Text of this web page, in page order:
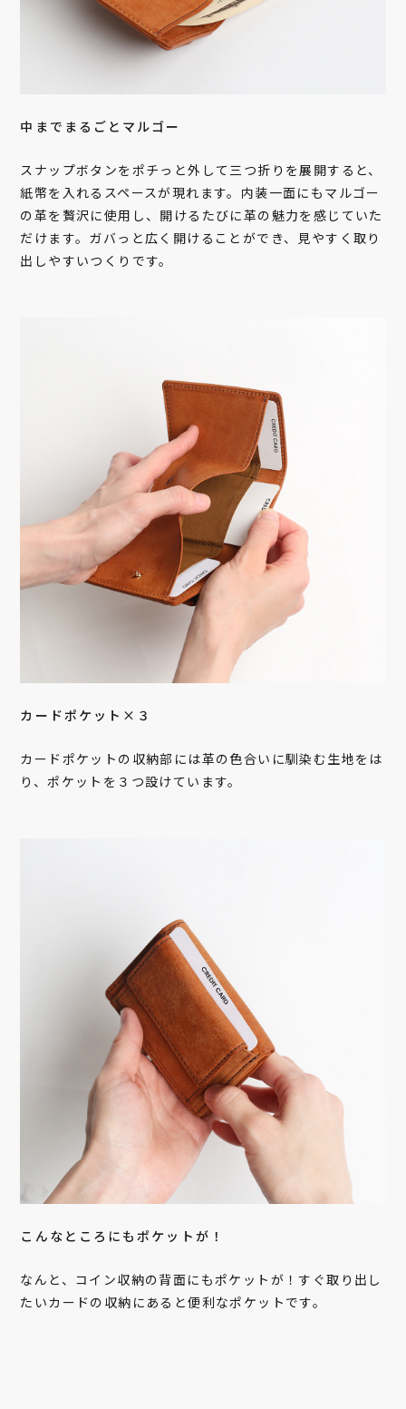
中までまるごとマルゴー
スナップボタンをポチっと外して三つ折りを展開すると、
紙幣を入れるスペースが現れます。内装一面にもマルゴー
の革を贅沢に使用し、開けるたびに革の魅力を感じていた
だけます。ガバっと広く開けることができ、見やすく取り
出しやすいつくりです。
カードポケット×３
カードポケットの収納部には革の色合いに馴染む生地をは
り、ポケットを３つ設けています。
こんなところにもポケットが！
なんと、コイン収納の背面にもポケットが！すぐ取り出し
たいカードの収納にあると便利なポケットです。